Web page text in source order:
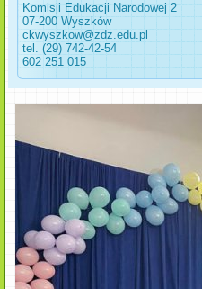
Komisji Edukacji Narodowej 2
07-200 Wyszków
ckwyszkow@zdz.edu.pl
tel. (29) 742-42-54
602 251 015